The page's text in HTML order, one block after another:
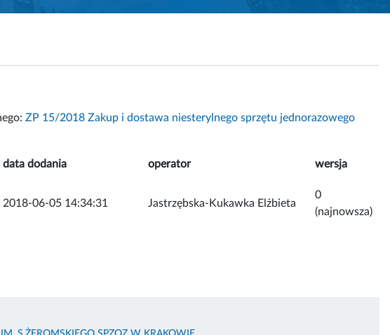
ZP 15/2018 Zakup i dostawa niesterylnego sprzętu jednorazowego
data dodania operator wersja
2018-06-05 14:34:31 Jastrzębska-Kukawka Elżbieta
0
(najnowsza)